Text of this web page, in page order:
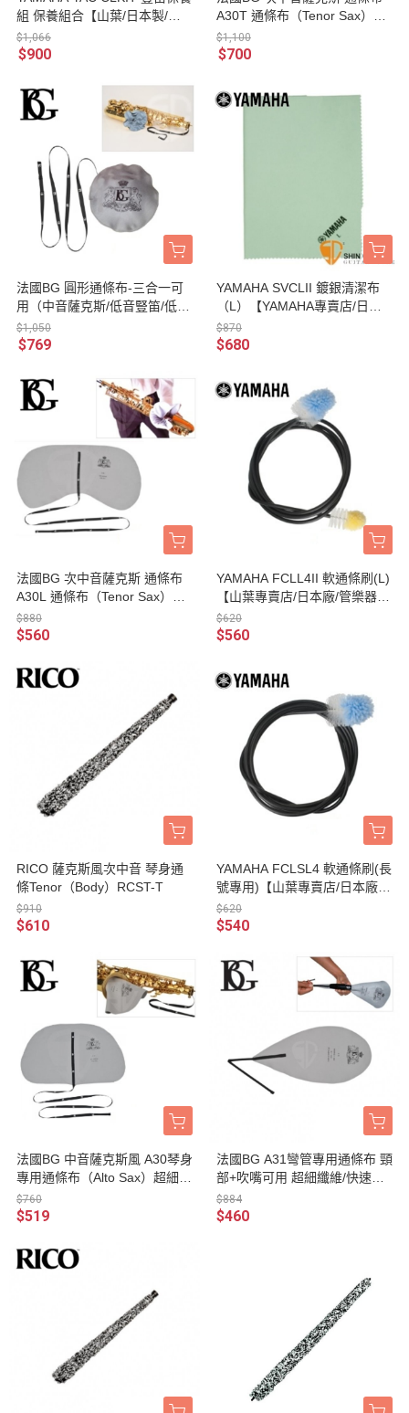
組 保養組合【山葉/日本製/管
樂器保養/CLMKIT02 】
$1,066
$900
A30T 通條布（Tenor Sax）超
細纖維/快速吸水/可水洗
$1,100
$700
法國BG 圓形通條布-三合一可
用（中音薩克斯/低音豎笛/低音
長笛） 通條布 A30A 超細纖維/
快速吸水/可水洗 （Alto Sax/Ba
$1,050
$769
YAMAHA SVCLII 鍍銀清潔布
（L）【YAMAHA專賣店/日製/
管樂器保養品】
$870
$680
法國BG 次中音薩克斯 通條布
A30L 通條布（Tenor Sax）超
細纖維/快速吸水/可水洗
$880
$560
YAMAHA FCLL4II 軟通條刷(L)
【山葉專賣店/日本廠/管樂器保
養品】
$620
$560
RICO 薩克斯風次中音 琴身通
條Tenor（Body）RCST-T
$910
$610
YAMAHA FCLSL4 軟通條刷(長
號專用)【山葉專賣店/日本廠/
管樂器保養品】
$620
$540
法國BG 中音薩克斯風 A30琴身
專用通條布（Alto Sax）超細纖
維/快速吸水/可水洗
$760
$519
法國BG A31彎管專用通條布 頸
部+吹嘴可用 超細纖維/快速吸
水/可水洗【薩克斯風/豎笛/管
樂 皆可用】
$884
$460